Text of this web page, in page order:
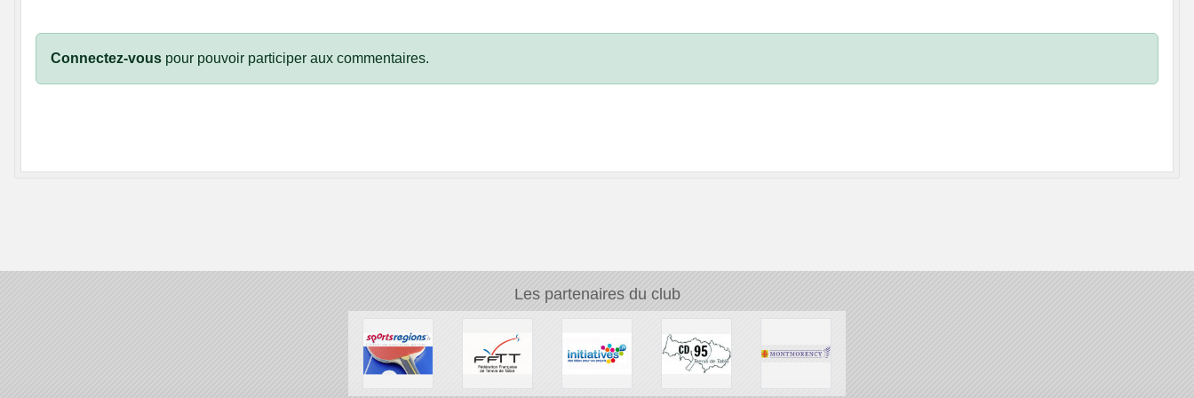
Connectez-vous pour pouvoir participer aux commentaires.
Les partenaires du club